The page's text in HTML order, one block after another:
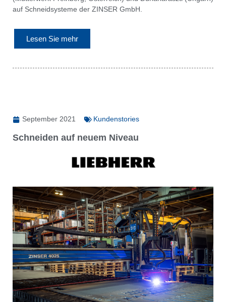
auf Schneidsysteme der ZINSER GmbH.
Lesen Sie mehr
September 2021 Kundenstories
Schneiden auf neuem Niveau